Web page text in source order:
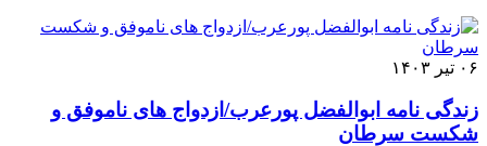
۰۶ تیر ۱۴۰۳
زندگی نامه ابوالفضل پورعرب/ازدواج های ناموفق و
شکست سرطان